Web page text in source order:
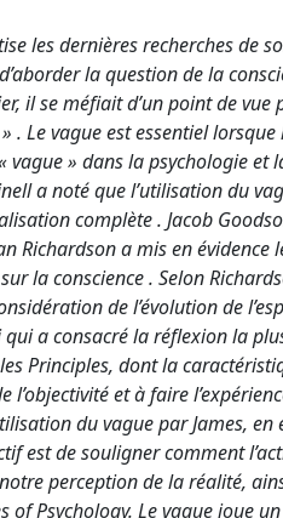
les dernières recherches de
la question de la
il se méfiait d’un point de
Le vague est essentiel lorsque
» dans la psychologie
a noté que l’utilisation du
complète . Jacob
Richardson a mis en
la conscience . Selon
de l’évolution de
a consacré la réflexion la
Principles, dont la
et à faire
du vague par James,
est de souligner comment
perception de la réalité,
of Psychology. Le vague joue